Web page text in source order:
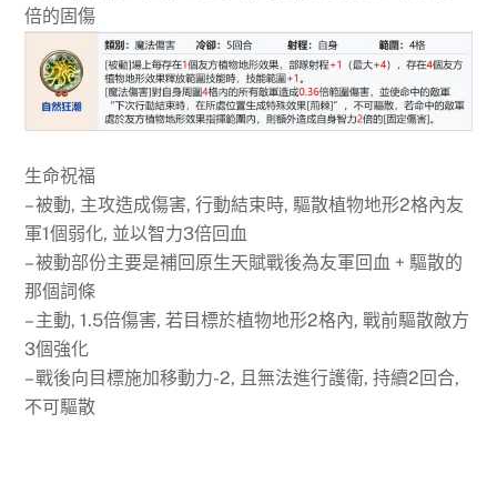
倍的固傷
生命祝福
– 被動, 主攻造成傷害, 行動結束時, 驅散植物地形2格內友
軍1個弱化, 並以智力3倍回血
– 被動部份主要是補回原生天賦戰後為友軍回血 + 驅散的
那個詞條
– 主動, 1.5倍傷害, 若目標於植物地形2格內, 戰前驅散敵方
3個強化
– 戰後向目標施加移動力-2, 且無法進行護衛, 持續2回合,
不可驅散